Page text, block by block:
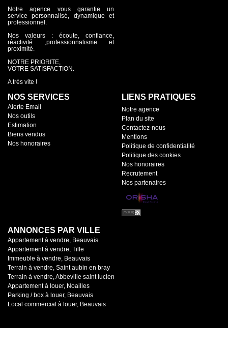
Notre agence vous garantie un
service personnalisé, dynamique et
professionnel.
Nos valeurs : écoute, confiance,
réactivité ,professionnalisme et
proximité.
NOTRE PRIORITE,
VOTRE SATISFACTION.
A très vite !
NOS SERVICES
Alerte Email
Nos outils
Estimation
Biens vendus
Nos honoraires
LIENS PRATIQUES
Notre agence
Plan du site
Contactez-nous
Mentions
Politique de confidentialité
Politique des cookies
Nos honoraires
Recrutement
Nos partenaires
ANNONCES PAR VILLE
Appartement à vendre, Beauvais
Appartement à vendre, Tille
Immeuble à vendre, Beauvais
Terrain à vendre, Saint aubin en bray
Terrain à vendre, Abbeville saint lucien
Appartement à louer, Noailles
Parking / box à louer, Beauvais
Local commercial à louer, Beauvais